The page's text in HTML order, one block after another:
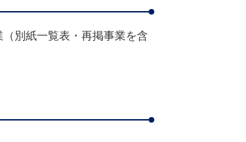
別紙一覧表・再掲事業を含